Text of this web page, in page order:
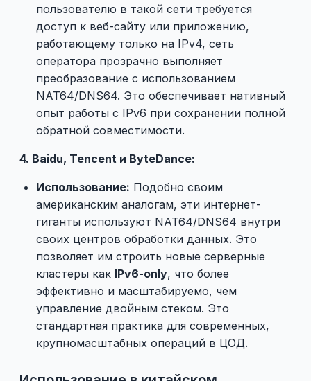
пользователю в такой сети требуется
доступ к веб-сайту или приложению,
работающему только на IPv4, сеть
оператора прозрачно выполняет
преобразование с использованием
NAT64/DNS64. Это обеспечивает нативный
опыт работы с IPv6 при сохранении полной
обратной совместимости.
4. Baidu, Tencent и ByteDance:
Использование: Подобно своим
американским аналогам, эти интернет-
гиганты используют NAT64/DNS64 внутри
своих центров обработки данных. Это
позволяет им строить новые серверные
кластеры как IPv6-only, что более
эффективно и масштабируемо, чем
управление двойным стеком. Это
стандартная практика для современных,
крупномасштабных операций в ЦОД.